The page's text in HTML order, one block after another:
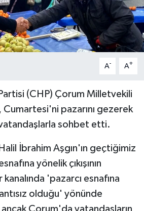
A- A+
(CHP) Çorum Milletvekili
Cumartesi'ni pazarını gezerek
vatandaşlarla sohbet etti.
İbrahim Aşgın'ın geçtiğimiz
yönelik çıkışının
'pazarcı esnafına
olduğu' yönünde